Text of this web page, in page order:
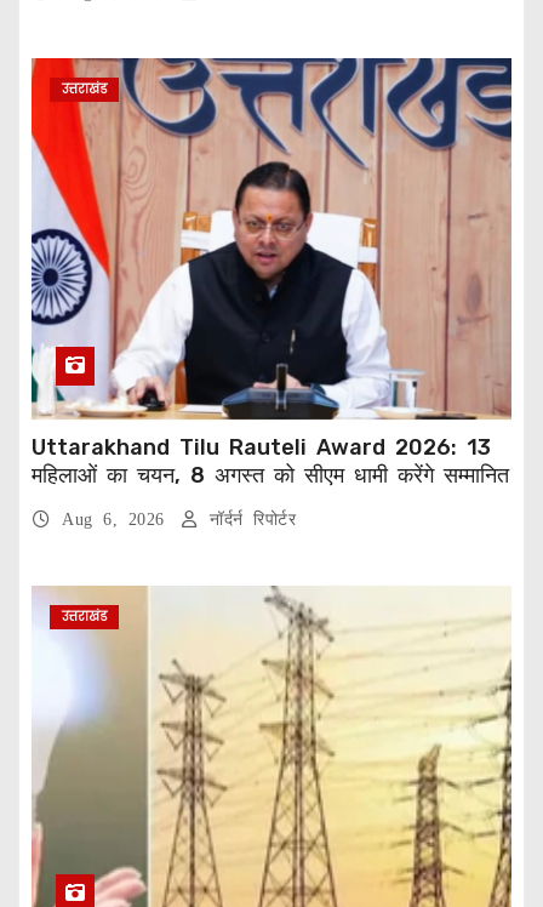
उत्तराखंड
Uttarakhand Tilu Rauteli Award 2026: 13
महिलाओं का चयन, 8 अगस्त को सीएम धामी करेंगे सम्मानित
Aug 6, 2026 नॉर्दर्न रिपोर्टर
उत्तराखंड